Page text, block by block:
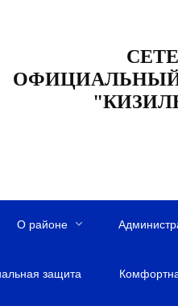
О районе
защита